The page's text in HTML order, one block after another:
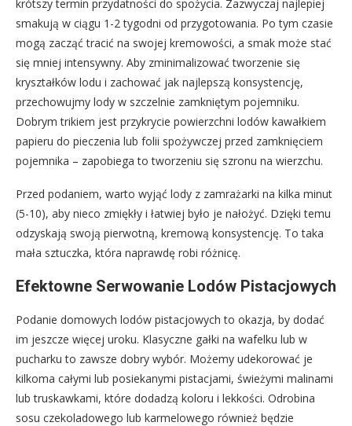
krótszy termin przydatności do spożycia. Zazwyczaj najlepiej
smakują w ciągu 1-2 tygodni od przygotowania. Po tym czasie
mogą zacząć tracić na swojej kremowości, a smak może stać
się mniej intensywny. Aby zminimalizować tworzenie się
kryształków lodu i zachować jak najlepszą konsystencję,
przechowujmy lody w szczelnie zamkniętym pojemniku.
Dobrym trikiem jest przykrycie powierzchni lodów kawałkiem
papieru do pieczenia lub folii spożywczej przed zamknięciem
pojemnika – zapobiega to tworzeniu się szronu na wierzchu.
Przed podaniem, warto wyjąć lody z zamrażarki na kilka minut
(5-10), aby nieco zmiękły i łatwiej było je nałożyć. Dzięki temu
odzyskają swoją pierwotną, kremową konsystencję. To taka
mała sztuczka, która naprawdę robi różnicę.
Efektowne Serwowanie Lodów Pistacjowych
Podanie domowych lodów pistacjowych to okazja, by dodać
im jeszcze więcej uroku. Klasyczne gałki na wafelku lub w
pucharku to zawsze dobry wybór. Możemy udekorować je
kilkoma całymi lub posiekanymi pistacjami, świeżymi malinami
lub truskawkami, które dodadzą koloru i lekkości. Odrobina
sosu czekoladowego lub karmelowego również będzie